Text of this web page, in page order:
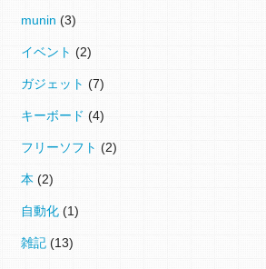
munin (3)
イベント (2)
ガジェット (7)
キーボード (4)
フリーソフト (2)
本 (2)
自動化 (1)
雑記 (13)